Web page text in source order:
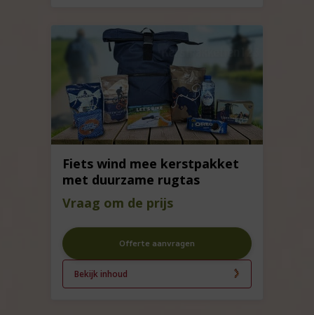
Fiets wind mee kerstpakket
met duurzame rugtas
Vraag om de prijs
Offerte aanvragen
Bekijk inhoud